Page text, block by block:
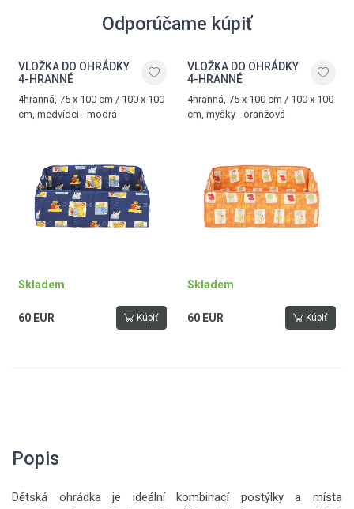
Odporúčame kúpiť
VLOŽKA DO OHRÁDKY
4-HRANNÉ
4hranná, 75 x 100 cm / 100 x 100
cm, medvídci - modrá
Skladem
60 EUR Kúpiť
VLOŽKA DO OHRÁDKY
4-HRANNÉ
4hranná, 75 x 100 cm / 100 x 100
cm, myšky - oranžová
Skladem
60 EUR Kúpiť
Popis
Dětská ohrádka je ideální kombinací postýlky a místa